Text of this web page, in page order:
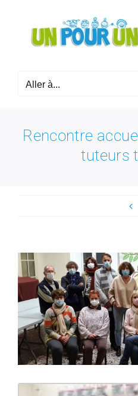
contenu
Aller à...
Rencontre
tuteurs
Voir
l'image
agrandie